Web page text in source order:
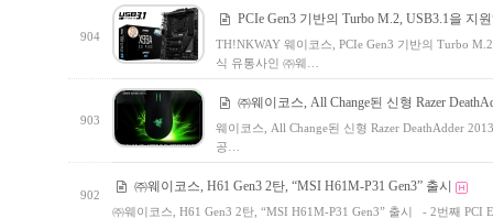
904
PCIe Gen3 기반의 Turbo M.2, USB3.1을 지
TH!NKWAY 웨이코스, PCIe Gen3 기반의 Turbo
식 유통사인 ㈜웨…
903
㈜웨이코스, All Change된 신형 Razer
웨이코스, All Change된 신형 Razer DeathAdder
공…
902
㈜웨이코스, H61 Gen3 2탄, “MSI H61M-P31 Gen3” 출시
㈜웨이코스, H61 Gen3 2탄, “MSI H61M-P31 Gen3” 출시 - 2번째